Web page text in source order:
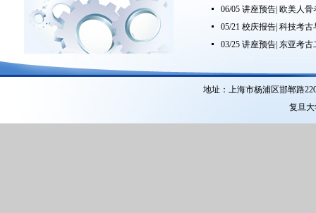
06/05 讲座预告| 欧美人
05/21 校庆报告| 科技考
03/25 讲座预告| 东亚考古
地址：上海市杨浦区邯郸路
复旦